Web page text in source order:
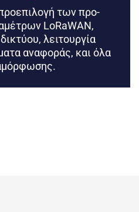
των προ-
LoRaWAN,
λειτουργία
αναφοράς, και όλα